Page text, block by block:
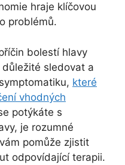
hraje klíčovou
problémů.
bolestí hlavy
sledovat a
které
vhodných
potýkáte s
je rozumné
pomůže zjistit
odpovídající terapii.